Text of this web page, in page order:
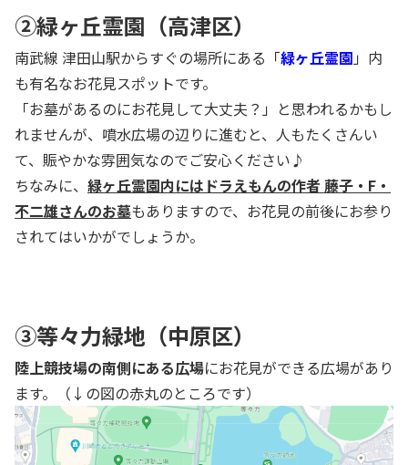
②緑ヶ丘霊園 （高津区）
南武線 津田山駅からすぐの場所にある「緑ヶ丘霊園 」内
も有名なお花見スポットです。
「お墓があるのにお花見して大丈夫？」と思われるかもし
れませんが、噴水広場の辺りに進むと、人もたくさんい
て、賑やかな雰囲気なのでご安心ください♪
ちなみに、 緑ヶ丘霊園内にはドラえもんの作者 藤子・F・
不二雄さんのお墓もありますので、お花見の前後にお参り
されてはいかがでしょうか。
③等々力緑地 （中原区）
陸上競技場の南側にある広場にお花見ができる広場があり
ます。（↓の図の赤丸のところです）